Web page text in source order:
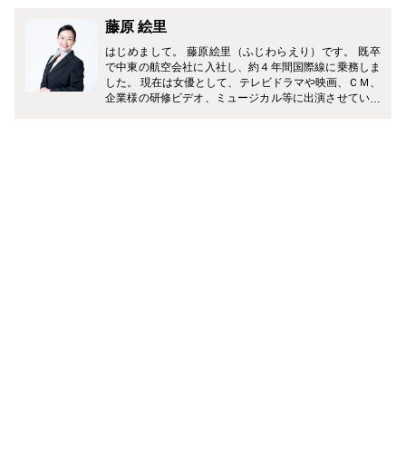
藤原 絵里
はじめまして。 藤原絵里（ふじわらえり）です。 既卒
で中東の航空会社に入社し、約４年間国際線に乗務しま
した。 現在は女優として、テレビドラマや映画、ＣＭ、
企業様の研修ビデオ、ミュージカル等に出演させていた